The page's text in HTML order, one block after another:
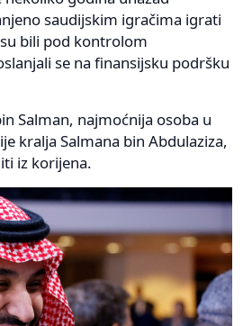
saudijskim igračima igrati
bili pod kontrolom
se na finansijsku podršku
Salman, najmoćnija osoba u
kralja Salmana bin Abdulaziza,
iz korijena.